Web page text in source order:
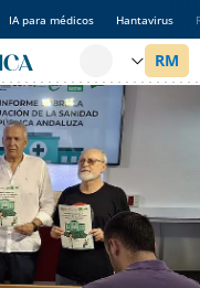
IA para médicos Hantavirus